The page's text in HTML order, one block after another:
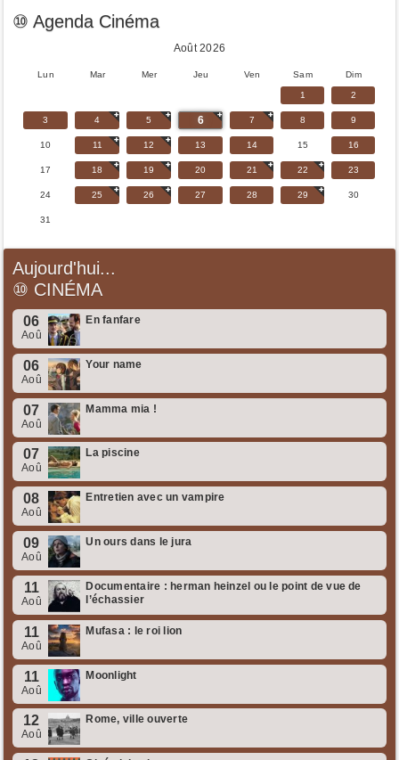
⑩ Agenda Cinéma
Août 2026
Lun Mar Mer Jeu Ven Sam Dim
1 2
3 4 5 6 7 8 9
10 11 12 13 14 15 16
17 18 19 20 21 22 23
24 25 26 27 28 29 30
31
Aujourd'hui...
⑩ CINÉMA
06
Aoû
En fanfare
06
Aoû
Your name
07
Aoû
Mamma mia !
07
Aoû
La piscine
08
Aoû
Entretien avec un vampire
09
Aoû
Un ours dans le jura
11
Aoû
Documentaire : herman heinzel ou le point de vue de
l’échassier
11
Aoû
Mufasa : le roi lion
11
Aoû
Moonlight
12
Aoû
Rome, ville ouverte